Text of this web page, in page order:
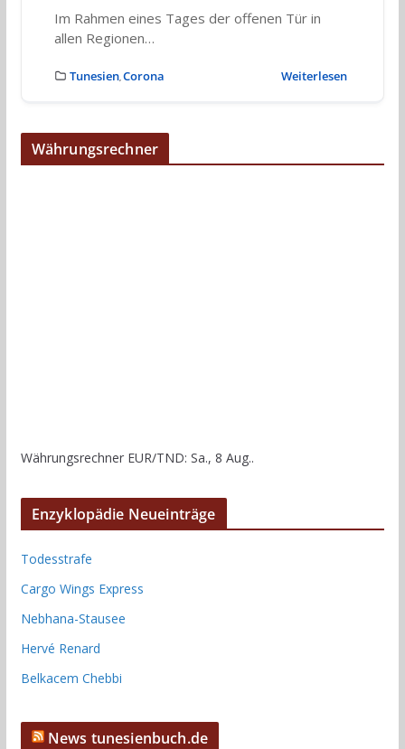
Im Rahmen eines Tages der offenen Tür in
allen Regionen…
Tunesien, Corona Weiterlesen
Währungsrechner
Währungsrechner EUR/TND: Sa., 8 Aug..
Enzyklopädie Neueinträge
Todesstrafe
Cargo Wings Express
Nebhana-Stausee
Hervé Renard
Belkacem Chebbi
News tunesienbuch.de